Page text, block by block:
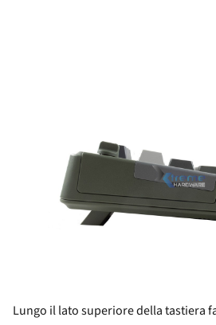
Lungo il lato superiore della tastiera